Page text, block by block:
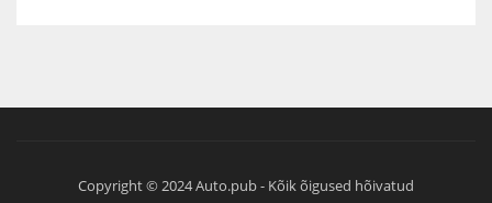
Copyright © 2024 Auto.pub - Kõik õigused hõivatud